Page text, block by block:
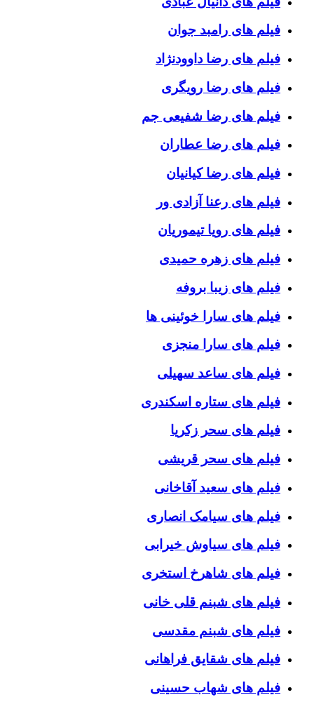
فیلم های رامبد جوان
فیلم های رضا داوودنژاد
فیلم های رضا رویگری
فیلم های رضا شفیعی جم
فیلم های رضا عطاران
فیلم های رضا کیانیان
فیلم های رعنا آزادی ور
فیلم های رویا تیموریان
فیلم های زهره حمیدی
فیلم های زیبا بروفه
فیلم های سارا خوئینی ها
فیلم های سارا منجزی
فیلم های ساعد سهیلی
فیلم های ستاره اسکندری
فیلم های سحر زکریا
فیلم های سحر قریشی
فیلم های سعید آقاخانی
فیلم های سیامک انصاری
فیلم های سیاوش خیرابی
فیلم های شاهرخ استخری
فیلم های شبنم قلی خانی
فیلم های شبنم مقدسی
فیلم های شقایق فراهانی
فیلم های شهاب حسینی